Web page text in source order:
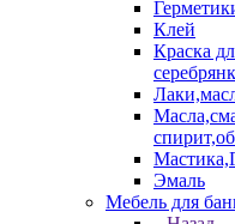
Клей
Краска
Эмаль
Мебель для